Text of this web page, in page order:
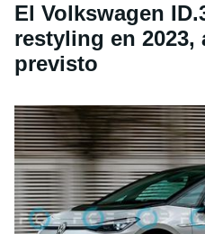
El Volkswagen
restyling en 2023,
previsto